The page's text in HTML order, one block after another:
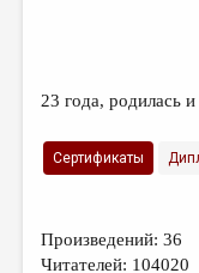
ОБЪЯВЛЕНИЯ
КОЛОНКА РЕДАКТОРА
ОТ РЕДАКЦИИ
23 года, родилась и
Сертификаты
Произведений: 36
Читателей: 104020